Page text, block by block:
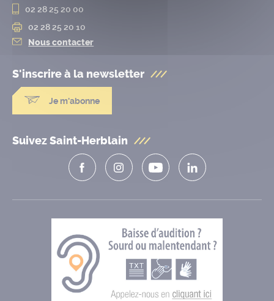
02 28 25 20 00
02 28 25 20 10
Nous contacter
S'inscrire à la newsletter
Je m'abonne
Suivez Saint-Herblain